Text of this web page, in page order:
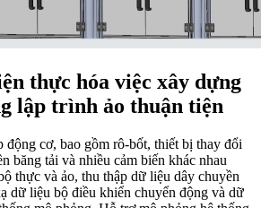
thực hóa việc xây dựng
lập trình ảo thuận tiện
động cơ, bao gồm rô-bốt, thiết bị thay đổi
băng tải và nhiều cảm biến khác nhau
thực và ảo, thu thập dữ liệu dây chuyền
dữ liệu bộ điều khiển chuyển động và dữ